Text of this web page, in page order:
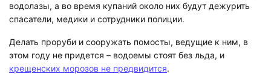
водолазы, а во время купаний около них будут дежурить
спасатели, медики и сотрудники полиции.
Делать проруби и сооружать помосты, ведущие к ним, в
этом году не придется – водоемы стоят без льда, и
крещенских морозов не предвидится.